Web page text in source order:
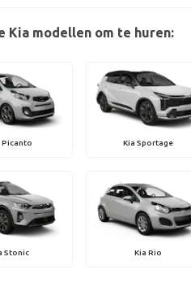
Kia modellen om te huren:
Picanto Kia Sportage
Stonic Kia Rio